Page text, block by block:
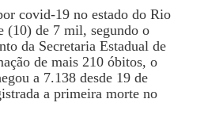
covid-19 no estado do Rio
(10) de 7 mil, segundo o
da Secretaria Estadual de
de mais 210 óbitos, o
a 7.138 desde 19 de
a primeira morte no